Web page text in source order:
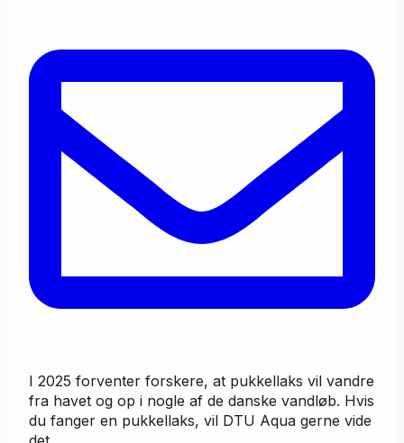
I 2025 forventer forskere, at pukkellaks vil vandre
fra havet og op i nogle af de danske vandløb. Hvis
du fanger en pukkellaks, vil DTU Aqua gerne vide